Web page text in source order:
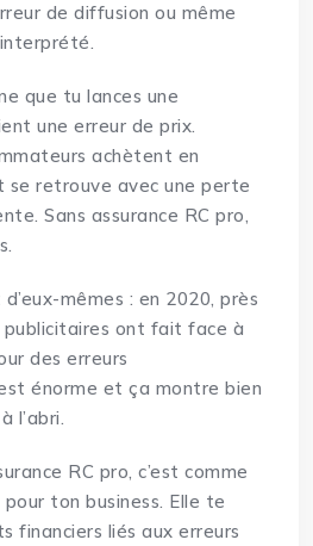
de diffusion ou même
que tu lances une
une erreur de prix.
achètent en
se retrouve avec une perte
Sans assurance RC pro,
mêmes : en 2020, près
publicitaires ont fait face à
des erreurs
énorme et ça montre bien
l’abri.
RC pro, c’est comme
ton business. Elle te
financiers liés aux erreurs